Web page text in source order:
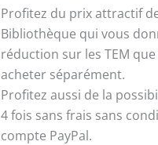
Profitez du prix attractif
Bibliothèque qui vous
réduction sur les TEM
acheter séparément.
Profitez aussi de la
4 fois sans frais sans
compte PayPal.